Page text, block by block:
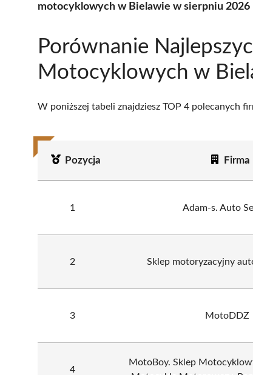
motocyklowych w Bielawie w sierpniu
Porównanie
Motocyklowych w
W poniższej tabeli znajdziesz TOP 4 polecanych
Pozycja Firma
1 Adam-s. Auto
2 Sklep motoryzacyjny
3 MotoDDZ
4
MotoBoy. Sklep